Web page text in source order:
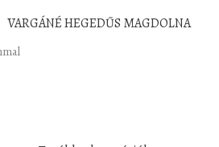
VARGÁNÉ HEGEDŰS MAGDOLNA